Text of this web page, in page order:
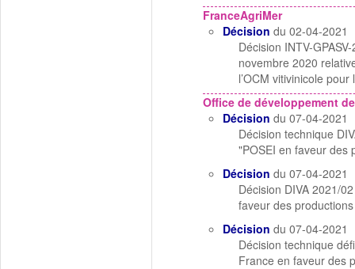
FranceAgriMer
Décision du 02-04-2021
Décision INTV-
novembre 2020
l’OCM vitivinicole
Office de développement
Décision du 07-04-2021
Décision technique
"POSEI en faveur des
Décision du 07-04-2021
Décision DIVA 2021/
faveur des
Décision du 07-04-2021
Décision technique
France en faveur des